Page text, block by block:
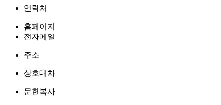
연락처
홈페이지
전자메일
주소
상호대차
문헌복사